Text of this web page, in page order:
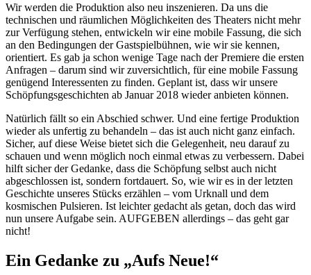
Wir werden die Produktion also neu inszenieren. Da uns die
technischen und räumlichen Möglichkeiten des Theaters nicht mehr
zur Verfügung stehen, entwickeln wir eine mobile Fassung, die sich
an den Bedingungen der Gastspielbühnen, wie wir sie kennen,
orientiert. Es gab ja schon wenige Tage nach der Premiere die ersten
Anfragen – darum sind wir zuversichtlich, für eine mobile Fassung
genügend Interessenten zu finden. Geplant ist, dass wir unsere
Schöpfungsgeschichten ab Januar 2018 wieder anbieten können.
Natürlich fällt so ein Abschied schwer. Und eine fertige Produktion
wieder als unfertig zu behandeln – das ist auch nicht ganz einfach.
Sicher, auf diese Weise bietet sich die Gelegenheit, neu darauf zu
schauen und wenn möglich noch einmal etwas zu verbessern. Dabei
hilft sicher der Gedanke, dass die Schöpfung selbst auch nicht
abgeschlossen ist, sondern fortdauert. So, wie wir es in der letzten
Geschichte unseres Stücks erzählen – vom Urknall und dem
kosmischen Pulsieren. Ist leichter gedacht als getan, doch das wird
nun unsere Aufgabe sein. AUFGEBEN allerdings – das geht gar
nicht!
Ein Gedanke zu „Aufs Neue!“